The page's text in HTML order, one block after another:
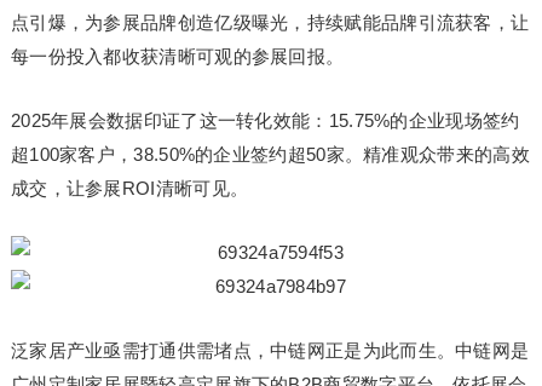
点引爆，为参展品牌创造亿级曝光，持续赋能品牌引流获客，让
每一份投入都收获清晰可观的参展回报。
2025年展会数据印证了这一转化效能：15.75%的企业现场签约
超100家客户，38.50%的企业签约超50家。精准观众带来的高效
成交，让参展ROI清晰可见。
泛家居产业亟需打通供需堵点，中链网正是为此而生。中链网是